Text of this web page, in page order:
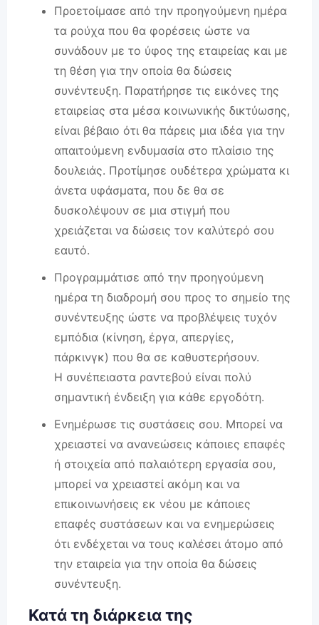
Προετοίμασε από την προηγούμενη ημέρα
τα ρούχα που θα φορέσεις ώστε να
συνάδουν με το ύφος της εταιρείας και με
τη θέση για την οποία θα δώσεις
συνέντευξη. Παρατήρησε τις εικόνες της
εταιρείας στα μέσα κοινωνικής δικτύωσης,
είναι βέβαιο ότι θα πάρεις μια ιδέα για την
απαιτούμενη ενδυμασία στο πλαίσιο της
δουλειάς. Προτίμησε ουδέτερα χρώματα κι
άνετα υφάσματα, που δε θα σε
δυσκολέψουν σε μια στιγμή που
χρειάζεται να δώσεις τον καλύτερό σου
εαυτό.
Προγραμμάτισε από την προηγούμενη
ημέρα τη διαδρομή σου προς το σημείο της
συνέντευξης ώστε να προβλέψεις τυχόν
εμπόδια (κίνηση, έργα, απεργίες,
πάρκινγκ) που θα σε καθυστερήσουν.
Η συνέπειαστα ραντεβού είναι πολύ
σημαντική ένδειξη για κάθε εργοδότη.
Ενημέρωσε τις συστάσεις σου. Μπορεί να
χρειαστεί να ανανεώσεις κάποιες επαφές
ή στοιχεία από παλαιότερη εργασία σου,
μπορεί να χρειαστεί ακόμη και να
επικοινωνήσεις εκ νέου με κάποιες
επαφές συστάσεων και να ενημερώσεις
ότι ενδέχεται να τους καλέσει άτομο από
την εταιρεία για την οποία θα δώσεις
συνέντευξη.
Κατά τη διάρκεια της